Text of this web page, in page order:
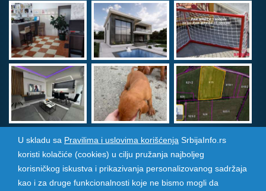
Srbija Info©2026. Sva prava zadržana. Pogledajte i
pozarevacinfo.rs
U skladu sa Pravilima i uslovima korišćenja SrbijaInfo.rs
koristi kolačiće (cookies) u cilju pružanja najboljeg
korisničkog iskustva i prikazivanja personalizovanog sadržaja
kao i za druge funkcionalnosti koje ne bismo mogli da